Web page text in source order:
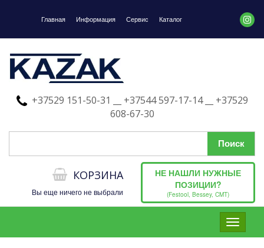
Главная Информация Сервис Каталог
+37529 151-50-31 __ +37544 597-17-14 __ +37529
608-67-30
КОРЗИНА
Вы еще ничего не выбрали
НЕ НАШЛИ НУЖНЫЕ
ПОЗИЦИИ?
(Festool, Bessey, CMT)
Toggle